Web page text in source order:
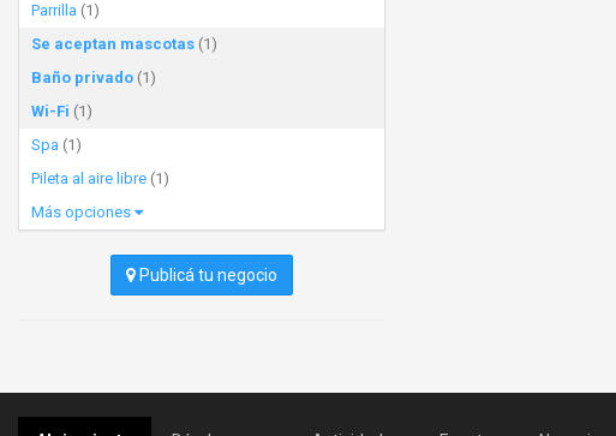
Parrilla (1)
Se aceptan mascotas (1)
Baño privado (1)
Wi-Fi (1)
Spa (1)
Pileta al aire libre (1)
Más opciones
Publicá tu negocio